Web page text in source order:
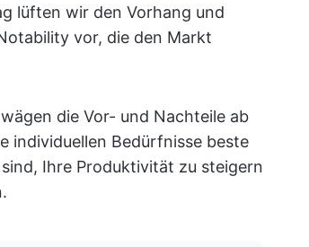
lüften wir den Vorhang und
vor, die den Markt
die Vor- und Nachteile ab
individuellen Bedürfnisse beste
Ihre Produktivität zu steigern